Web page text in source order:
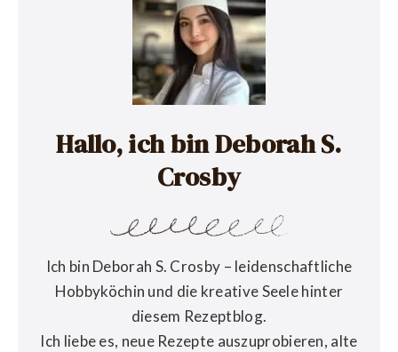
Hallo, ich bin Deborah S.
Crosby
Ich bin Deborah S. Crosby – leidenschaftliche
Hobbyköchin und die kreative Seele hinter
diesem Rezeptblog.
Ich liebe es, neue Rezepte auszuprobieren, alte